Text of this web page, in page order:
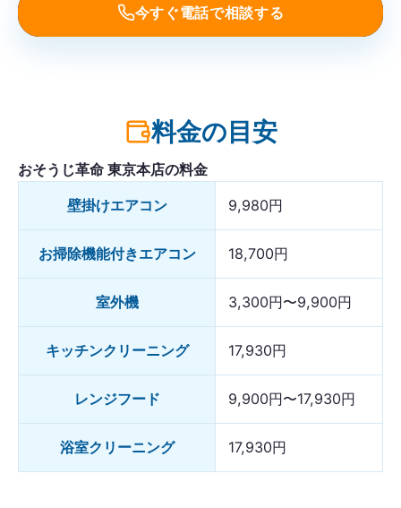
今すぐ電話で相談する
料金の目安
おそうじ革命 東京本店の料金
壁掛けエアコン
9,980円
お掃除機能付きエアコン 18,700円
室外機 3,300円〜9,900円
キッチンクリーニング 17,930円
レンジフード 9,900円〜17,930円
浴室クリーニング 17,930円